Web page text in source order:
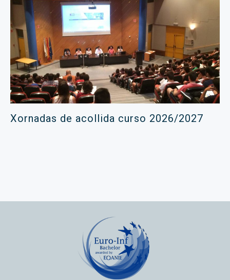
Xornadas de acollida curso 2026/2027